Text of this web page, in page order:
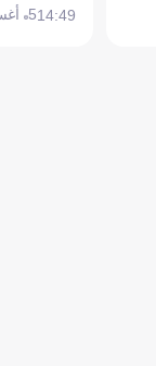
14:495 أغسطس 2026